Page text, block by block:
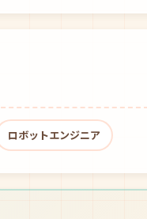
ロボットエンジニア